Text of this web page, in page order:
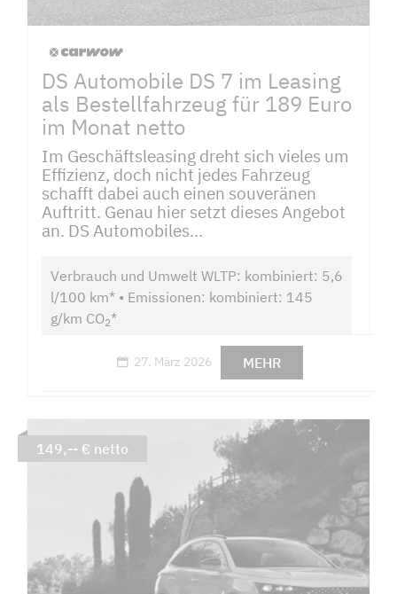
DS Automobile DS 7 im Leasing
als Bestellfahrzeug für 189 Euro
im Monat netto
Im Geschäftsleasing dreht sich vieles um
Effizienz, doch nicht jedes Fahrzeug
schafft dabei auch einen souveränen
Auftritt. Genau hier setzt dieses Angebot
an. DS Automobiles...
Verbrauch und Umwelt WLTP: kombiniert: 5,6
l/100 km* • Emissionen: kombiniert: 145
g/km CO2*
27. März 2026 MEHR
149,-- € netto